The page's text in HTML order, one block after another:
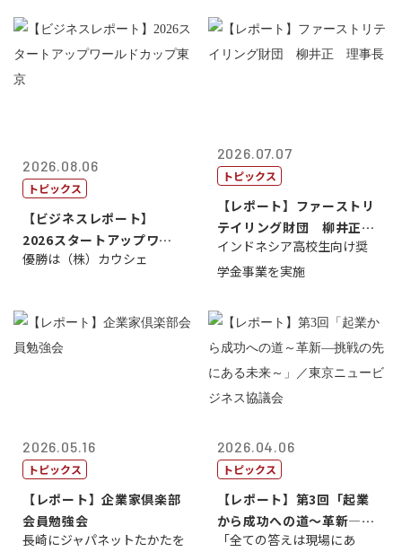
2026.08.06
トピックス
【ビジネスレポート】
2026スタートアップワー
ルドカップ東京
優勝は（株）カウシェ
2026.07.07
トピックス
【レポート】ファーストリ
テイリング財団 柳井正
理事長
インドネシア高校生向け奨
学金事業を実施
2026.05.16
トピックス
【レポート】企業家倶楽部
会員勉強会
長崎にジャパネットたかたを
2026.04.06
トピックス
【レポート】第3回「起業
から成功への道～革新―挑
戦の先にある...
「全ての答えは現場にあ